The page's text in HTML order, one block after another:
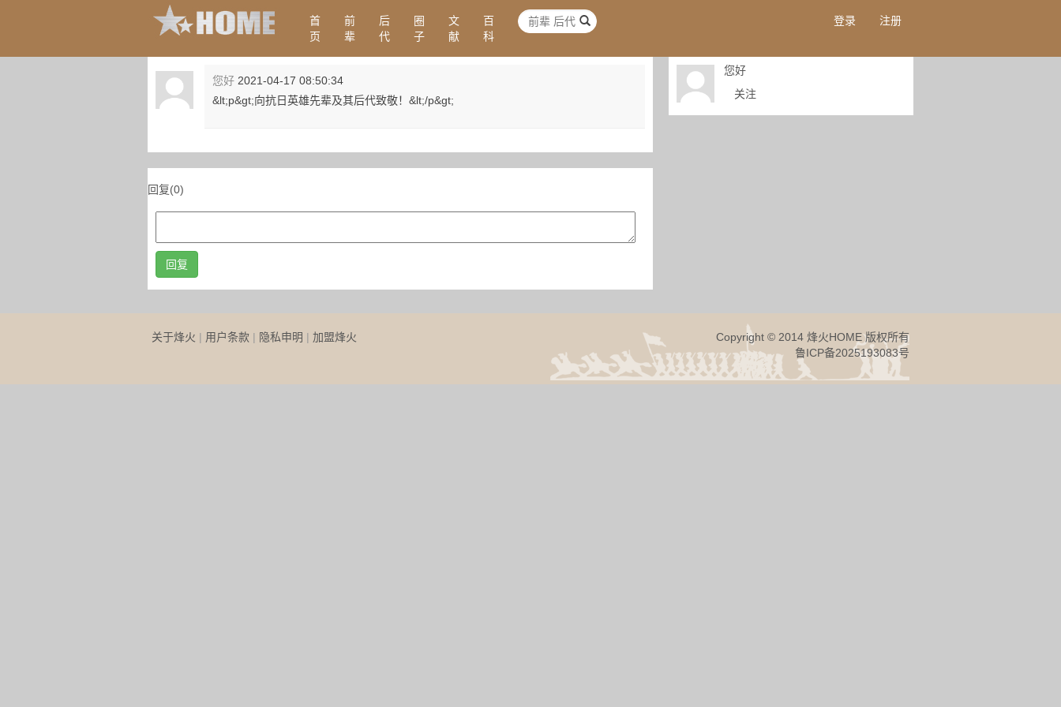
首
页
前
辈
后
代
圈
子
文
献
百
科
登录 注册
您好 2021-04-17 08:50:34
&lt;p&gt;向抗日英雄先辈及其后代致敬！&lt;/p&gt;
回复(0)
回复
您好
关注
关于烽火 | 用户条款 | 隐私申明 | 加盟烽火
Copyright © 2014 烽火HOME 版权所有
鲁ICP备2025193083号